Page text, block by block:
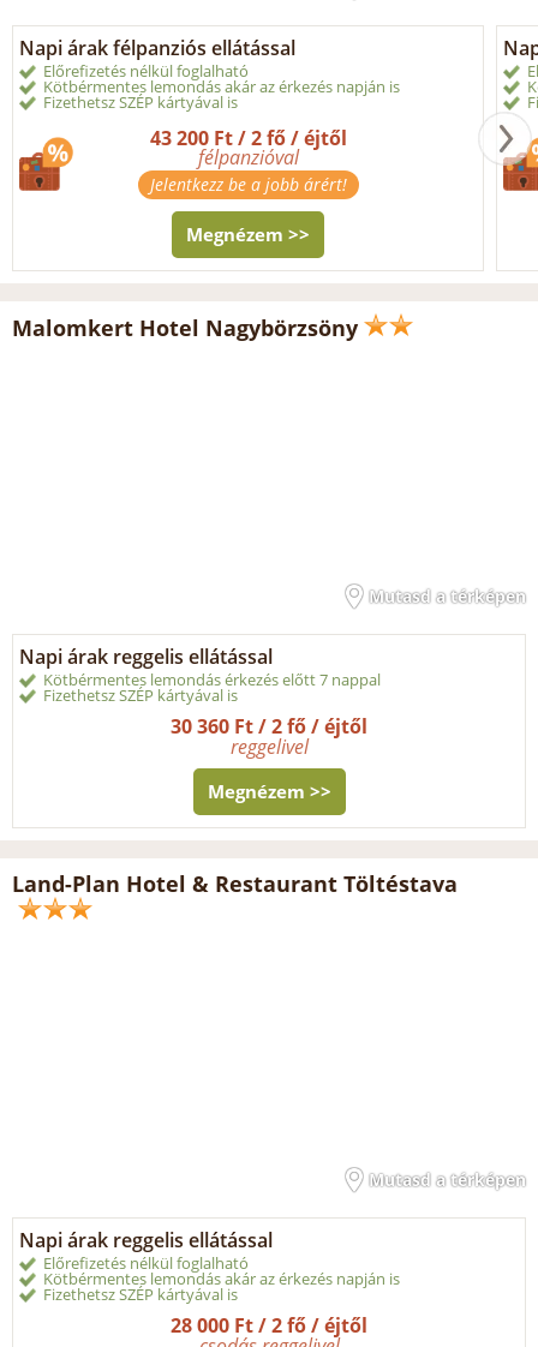
Napi árak félpanziós ellátással
Előrefizetés nélkül foglalható
Kötbérmentes lemondás akár az érkezés napján is
Fizethetsz SZÉP kártyával is
43 200 Ft / 2 fő / éjtől
félpanzióval
Jelentkezz be a jobb árért!
Megnézem >>
Malomkert Hotel Nagybörzsöny
Mutasd a térképen
Napi árak reggelis ellátással
Kötbérmentes lemondás érkezés előtt 7 nappal
Fizethetsz SZÉP kártyával is
30 360 Ft / 2 fő / éjtől
reggelivel
Megnézem >>
Land-Plan Hotel & Restaurant Töltéstava
Mutasd a térképen
Napi árak reggelis ellátással
Előrefizetés nélkül foglalható
Kötbérmentes lemondás akár az érkezés napján is
Fizethetsz SZÉP kártyával is
28 000 Ft / 2 fő / éjtől